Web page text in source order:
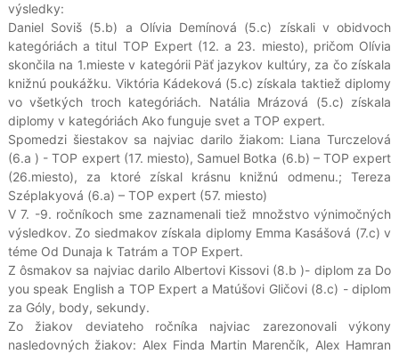
výsledky:
Daniel Soviš (5.b) a Olívia Demínová (5.c) získali v obidvoch
kategóriách a titul TOP Expert (12. a 23. miesto), pričom Olívia
skončila na 1.mieste v kategórii Päť jazykov kultúry, za čo získala
knižnú poukážku. Viktória Kádeková (5.c) získala taktiež diplomy
vo všetkých troch kategóriách. Natália Mrázová (5.c) získala
diplomy v kategóriách Ako funguje svet a TOP expert.
Spomedzi šiestakov sa najviac darilo žiakom: Liana Turczelová
(6.a ) - TOP expert (17. miesto), Samuel Botka (6.b) – TOP expert
(26.miesto), za ktoré získal krásnu knižnú odmenu.; Tereza
Széplakyová (6.a) – TOP expert (57. miesto)
V 7. -9. ročníkoch sme zaznamenali tiež množstvo výnimočných
výsledkov. Zo siedmakov získala diplomy Emma Kasášová (7.c) v
téme Od Dunaja k Tatrám a TOP Expert.
Z ôsmakov sa najviac darilo Albertovi Kissovi (8.b )- diplom za Do
you speak English a TOP Expert a Matúšovi Gličovi (8.c) - diplom
za Góly, body, sekundy.
Zo žiakov deviateho ročníka najviac zarezonovali výkony
nasledovných žiakov: Alex Finda Martin Marenčík, Alex Hamran